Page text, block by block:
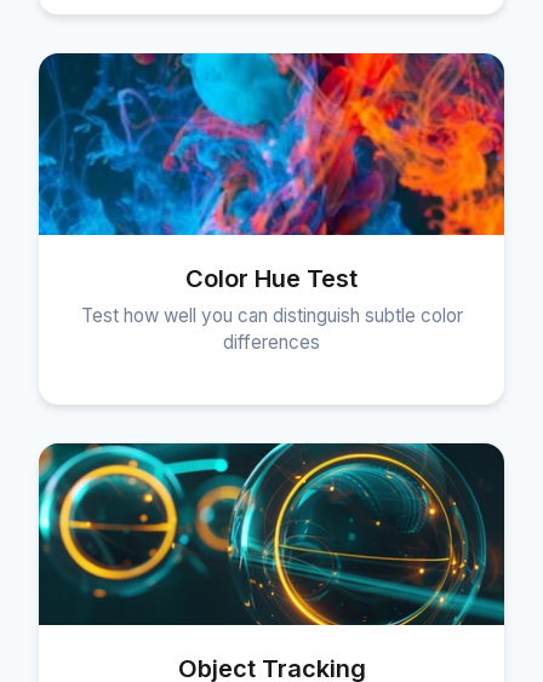
Color Hue Test
Test how well you can distinguish subtle color
differences
Object Tracking